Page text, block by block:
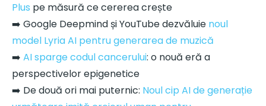
Plus pe măsură ce cererea crește
➡️ Google Deepmind și YouTube dezvăluie noul
model Lyria AI pentru generarea de muzică
➡️ AI sparge codul cancerului: o nouă eră a
perspectivelor epigenetice
➡️ De două ori mai puternic: Noul cip AI de generație